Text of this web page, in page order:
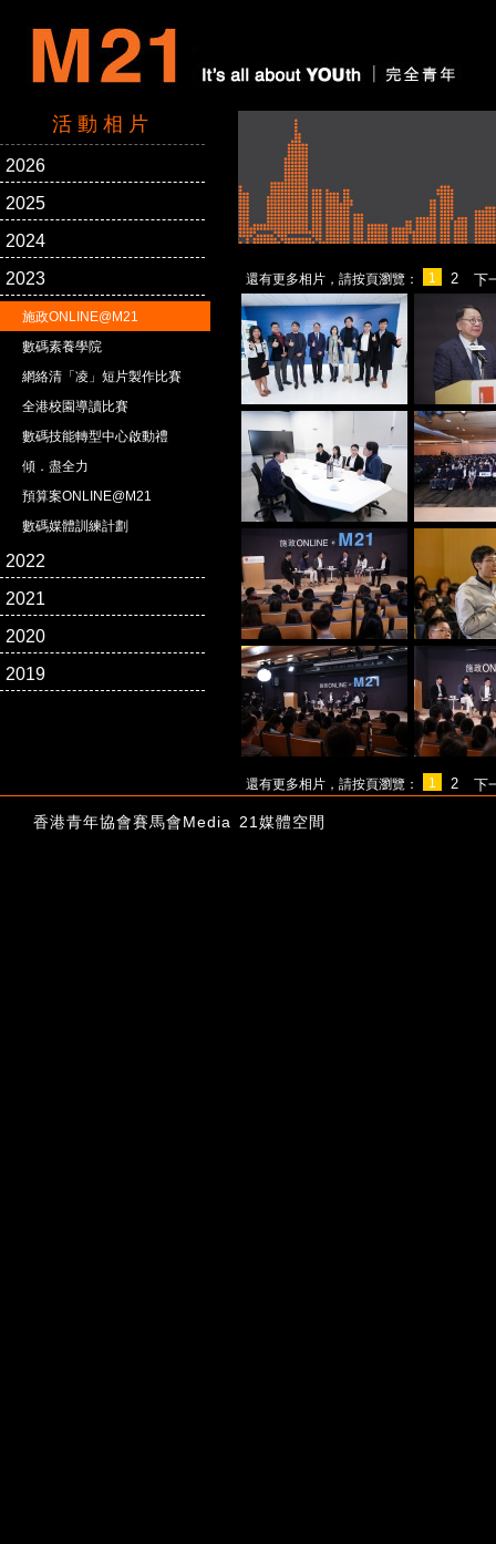
活動相片
2026
2025
2024
2023
施政ONLINE@M21
數碼素養學院
網絡清「凌」短片製作比賽
全港校園導讀比賽
數碼技能轉型中心啟動禮
傾．盡全力
預算案ONLINE@M21
數碼媒體訓練計劃
2022
2021
2020
2019
還有更多相片，請按頁瀏覽： 1 2 下
還有更多相片，請按頁瀏覽： 1 2 下
香港青年協會賽馬會Media 21媒體空間